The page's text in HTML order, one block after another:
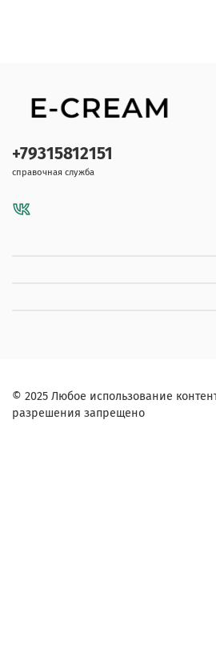
+79315812151
справочная служба
© 2025 Любое использование
разрешения запрещено